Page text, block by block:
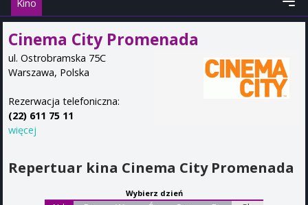
Kino
Cinema City Promenada
ul. Ostrobramska 75C
Warszawa, Polska
Rezerwacja telefoniczna:
(22) 611 75 11
więcej
Repertuar kina Cinema City Promenada
Wybierz dzień